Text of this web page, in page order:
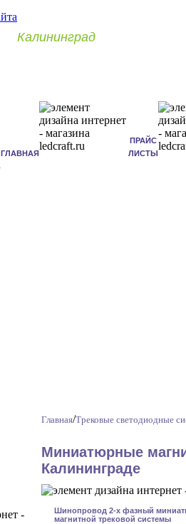
Калининград
ГЛАВНАЯ
ПРАЙС
ЛИСТЫ
Главная/Трековые светодиодные
Миниатюрные
Калининграде
Шинопровод 2-x фазный
магнитной трековой системы